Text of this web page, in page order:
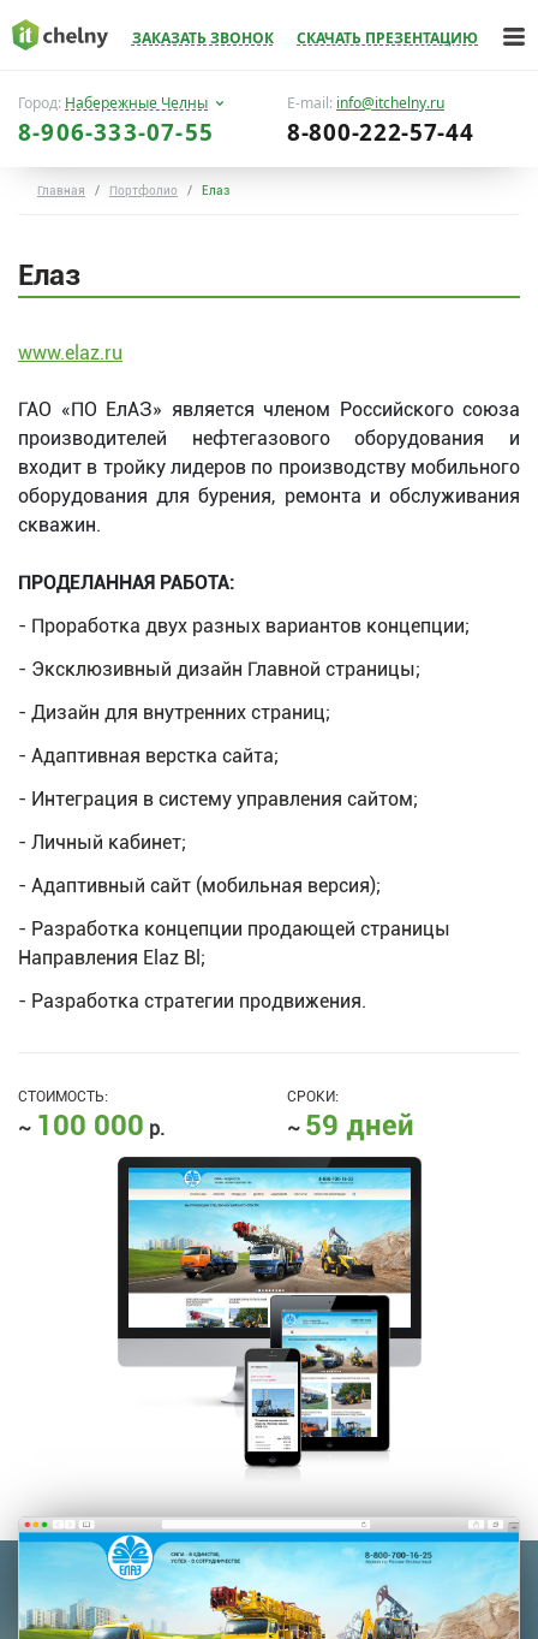
ЗАКАЗАТЬ ЗВОНОК СКАЧАТЬ ПРЕЗЕНТАЦИЮ
Город: Набережные Челны
8-906-333-07-55
E-mail: info@itchelny.ru
8-800-222-57-44
Главная Портфолио Елаз
Елаз
www.elaz.ru
ГАО «ПО ЕлАЗ» является членом Российского союза
производителей нефтегазового оборудования и
входит в тройку лидеров по производству мобильного
оборудования для бурения, ремонта и обслуживания
скважин.
ПРОДЕЛАННАЯ РАБОТА:
- Проработка двух разных вариантов концепции;
- Эксклюзивный дизайн Главной страницы;
- Дизайн для внутренних страниц;
- Адаптивная верстка сайта;
- Интеграция в систему управления сайтом;
- Личный кабинет;
- Адаптивный сайт (мобильная версия);
- Разработка концепции продающей страницы
Направления Elaz Bl;
- Разработка стратегии продвижения.
СТОИМОСТЬ:
~ 100 000 р.
СРОКИ:
~ 59 дней